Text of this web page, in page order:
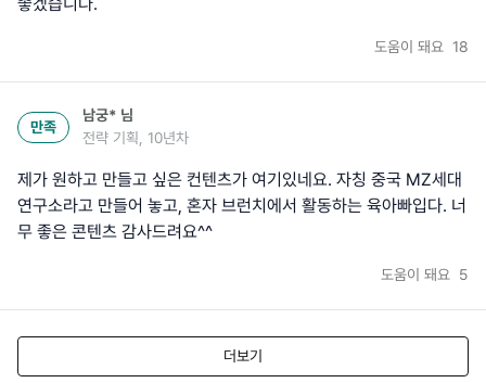
도움이 돼요 18
만족
남궁* 님
전략 기획, 10년차
제가 원하고 만들고 싶은 컨텐츠가 여기있네요. 자칭 중국 MZ세대
연구소라고 만들어 놓고, 혼자 브런치에서 활동하는 육아빠입다. 너
무 좋은 콘텐츠 감사드려요^^
도움이 돼요 5
더보기